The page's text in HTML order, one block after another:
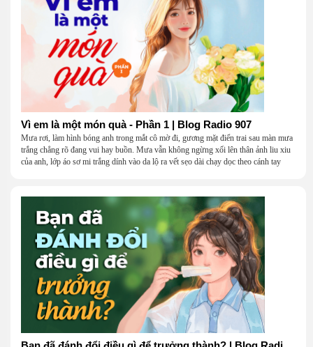
Vì em là một món quà - Phần 1 | Blog Radio 907
Mưa rơi, làm hình bóng anh trong mắt cô mờ đi, gương mặt điển trai sau màn mưa
trắng chẳng rõ đang vui hay buồn. Mưa vẫn không ngừng xối lên thân ảnh liu xiu
của anh, lớp áo sơ mi trắng dính vào da lộ ra vết sẹo dài chạy dọc theo cánh tay